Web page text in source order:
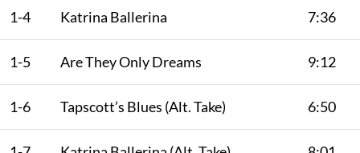
1-4 Katrina Ballerina 7:36
1-5 Are They Only Dreams 9:12
1-6 Tapscott’s Blues (Alt. Take) 6:50